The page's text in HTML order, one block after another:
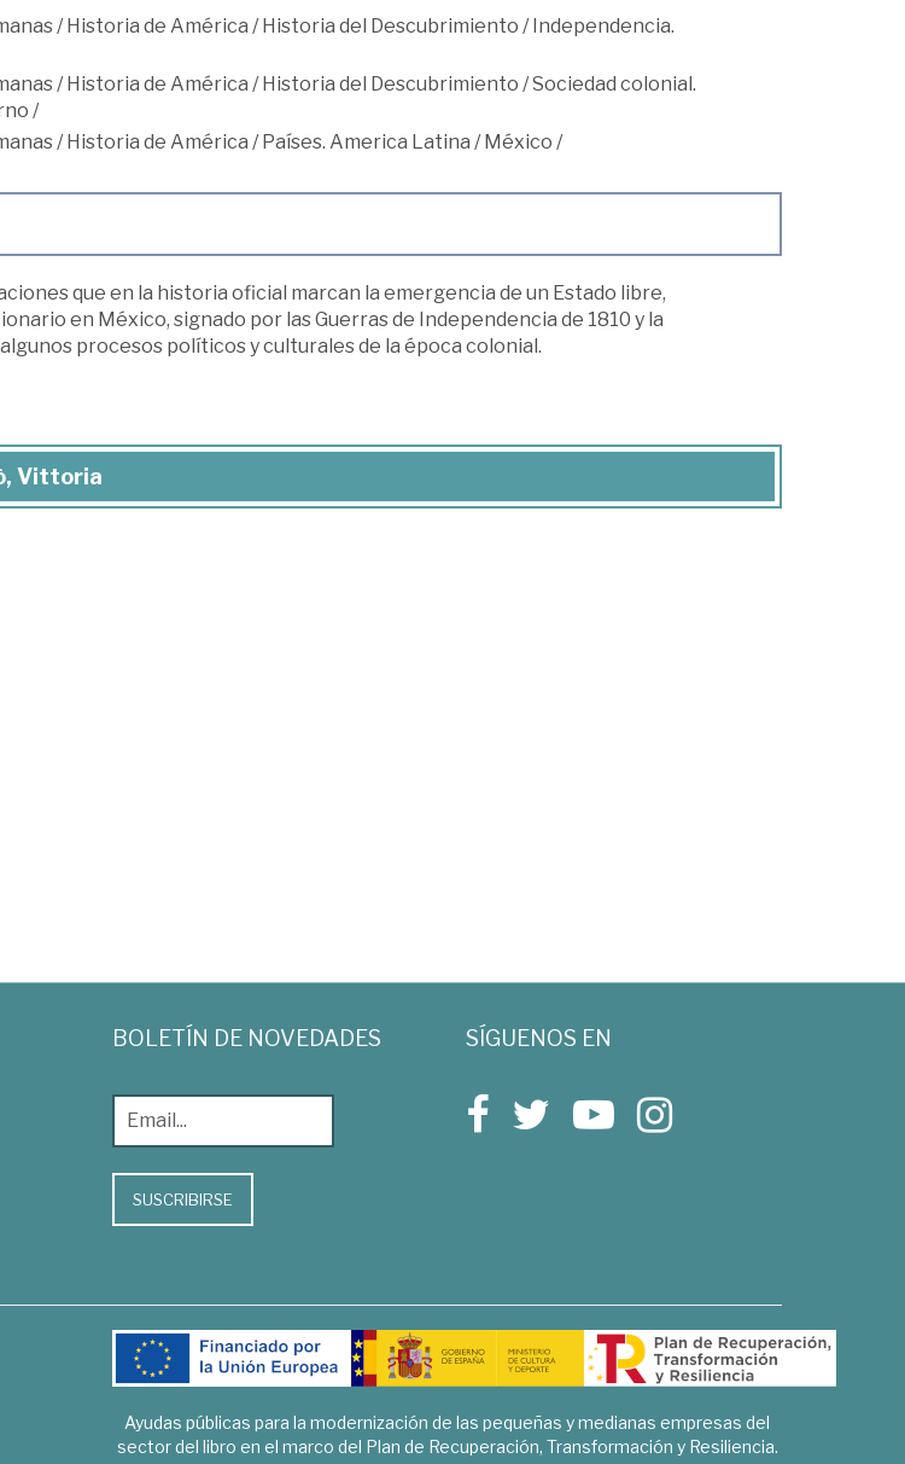
/Historia de América /Historia del Descubrimiento /Independencia.
/Historia de América /Historia del Descubrimiento /Sociedad colonial.
/
/Historia de América /Países. America Latina /México /
que en la historia oficial marcan la emergencia de un Estado libre,
en México, signado por las Guerras de Independencia de 1810 y la
procesos políticos y culturales de la época colonial.
Vittoria
BOLETÍN DE NOVEDADES
SUSCRIBIRSE
SÍGUENOS EN
Ayudas públicas para la modernización de las pequeñas y medianas empresas del
sector del libro en el marco del Plan de Recuperación, Transformación y Resiliencia.